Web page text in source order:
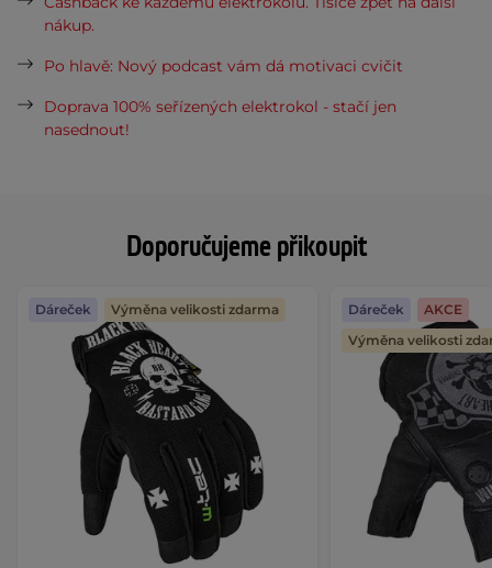
Doporučujeme přikoupit
Dáreček Výměna velikosti zdarma Dáreček
AKCE
Výměna velikosti
nákup.
Po hlavě: Nový podcast vám dá motivaci cvičit
Doprava 100% seřízených elektrokol - stačí jen
nasednout!